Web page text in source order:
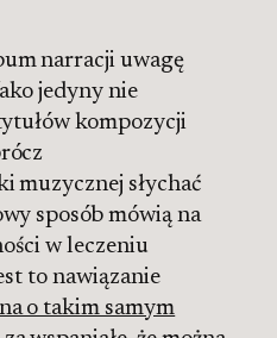
narracji uwagę
jedyny nie
kompozycji
muzycznej słychać
sposób mówią na
w leczeniu
to nawiązanie
o takim samym